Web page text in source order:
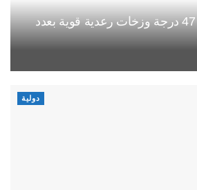
موجة حر تصل إلى 47 درجة وزخات رعدية قوية بعدد
دولية